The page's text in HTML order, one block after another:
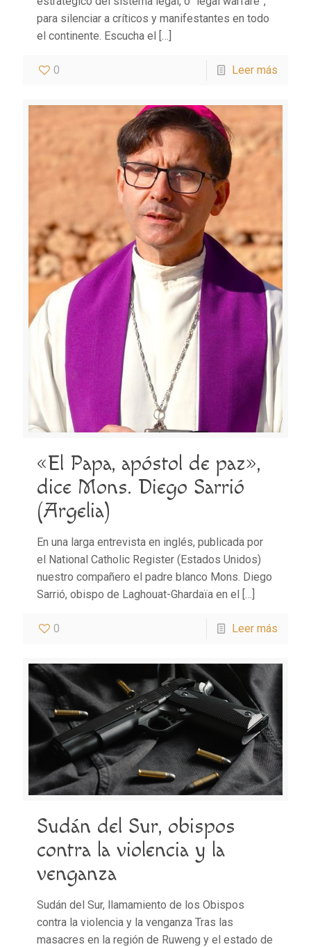
para silenciar a críticos y manifestantes en todo
el continente. Escucha el
[…]
0 Leer más
«El Papa, apóstol de paz»,
dice Mons. Diego Sarrió
(Argelia)
En una larga entrevista en inglés, publicada por
el National Catholic Register (Estados Unidos)
nuestro compañero el padre blanco Mons. Diego
Sarrió, obispo de Laghouat-Ghardaïa en el
[…]
0 Leer más
Sudán del Sur, obispos
contra la violencia y la
venganza
Sudán del Sur, llamamiento de los Obispos
contra la violencia y la venganza Tras las
masacres en la región de Ruweng y el estado de